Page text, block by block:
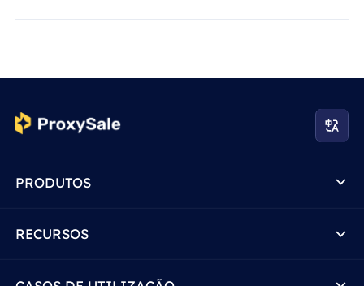
PRODUTOS
RECURSOS